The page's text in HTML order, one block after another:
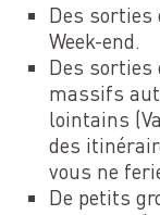
Des sorties
Week-end.
Des sorties
massifs
lointains
des
vous ne
De petits